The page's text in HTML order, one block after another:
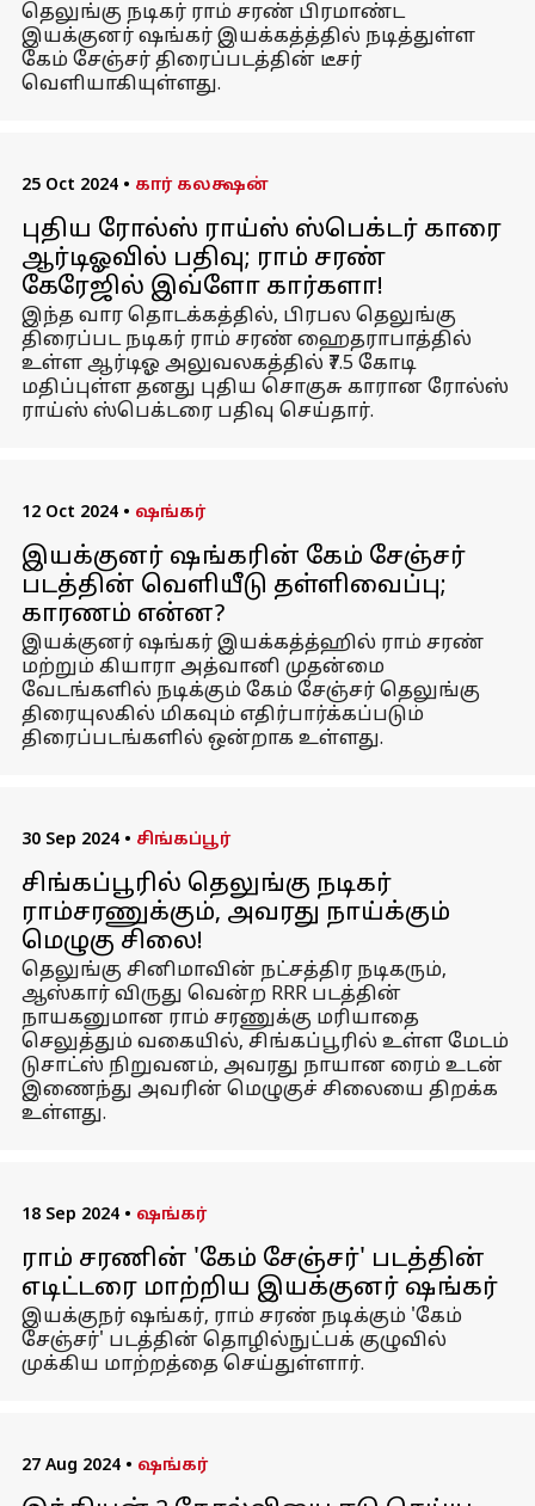
தெலுங்கு நடிகர் ராம் சரண் பிரமாண்ட
இயக்குனர் ஷங்கர் இயக்கத்த்தில் நடித்துள்ள
கேம் சேஞ்சர் திரைப்படத்தின் டீசர்
வெளியாகியுள்ளது.
25 Oct 2024 • கார் கலக்ஷன்
புதிய ரோல்ஸ் ராய்ஸ் ஸ்பெக்டர் காரை
ஆர்டிஓவில் பதிவு; ராம் சரண்
கேரேஜில் இவ்ளோ கார்களா!
இந்த வார தொடக்கத்தில், பிரபல தெலுங்கு
திரைப்பட நடிகர் ராம் சரண் ஹைதராபாத்தில்
உள்ள ஆர்டிஓ அலுவலகத்தில் ₹7.5 கோடி
மதிப்புள்ள தனது புதிய சொகுசு காரான ரோல்ஸ்
ராய்ஸ் ஸ்பெக்டரை பதிவு செய்தார்.
12 Oct 2024 • ஷங்கர்
இயக்குனர் ஷங்கரின் கேம் சேஞ்சர்
படத்தின் வெளியீடு தள்ளிவைப்பு;
காரணம் என்ன?
இயக்குனர் ஷங்கர் இயக்கத்த்ஹில் ராம் சரண்
மற்றும் கியாரா அத்வானி முதன்மை
வேடங்களில் நடிக்கும் கேம் சேஞ்சர் தெலுங்கு
திரையுலகில் மிகவும் எதிர்பார்க்கப்படும்
திரைப்படங்களில் ஒன்றாக உள்ளது.
30 Sep 2024 • சிங்கப்பூர்
சிங்கப்பூரில் தெலுங்கு நடிகர்
ராம்சரணுக்கும், அவரது நாய்க்கும்
மெழுகு சிலை!
தெலுங்கு சினிமாவின் நட்சத்திர நடிகரும்,
ஆஸ்கார் விருது வென்ற RRR படத்தின்
நாயகனுமான ராம் சரணுக்கு மரியாதை
செலுத்தும் வகையில், சிங்கப்பூரில் உள்ள மேடம்
டுசாட்ஸ் நிறுவனம், அவரது நாயான ரைம் உடன்
இணைந்து அவரின் மெழுகுச் சிலையை திறக்க
உள்ளது.
18 Sep 2024 • ஷங்கர்
ராம் சரணின் 'கேம் சேஞ்சர்' படத்தின்
எடிட்டரை மாற்றிய இயக்குனர் ஷங்கர்
இயக்குநர் ஷங்கர், ராம் சரண் நடிக்கும் 'கேம்
சேஞ்சர்' படத்தின் தொழில்நுட்பக் குழுவில்
முக்கிய மாற்றத்தை செய்துள்ளார்.
27 Aug 2024 • ஷங்கர்